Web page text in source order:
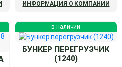
ИНФОРМАЦИЯ О КОМПАНИИ
в наличии
БУНКЕР ПЕРЕГРУЗЧИК
(1240)